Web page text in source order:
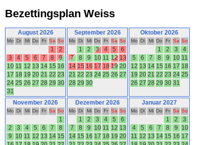
Bezettingsplan Weiss
August 2026
Mo Di Mi Do Fr Sa So
1
2
3
4 5 6 7 8
9
10 11 12 13 14 15 16
17 18 19 20 21 22 23
24 25 26 27 28 29 30
31
September 2026
Mo Di Mi Do Fr Sa So
1 2 3 4 5
6
7
8 9 10 11 12 13
14 15 16 17 18 19 20
21 22 23 24 25 26 27
28 29 30
Oktober 2026
Mo Di Mi Do Fr Sa So
1 2 3
4
5
6 7 8 9 10 11
12 13 14 15 16 17 18
19 20 21 22 23 24 25
26 27 28 29 30 31
November 2026
Mo Di Mi Do Fr Sa So
1
2
3 4 5 6 7
8
9
10 11 12 13 14 15
Dezember 2026
Mo Di Mi Do Fr Sa So
1 2 3 4 5
6
7
8 9 10 11 12 13
14 15 16 17 18 19 20
Januar 2027
Mo Di Mi Do Fr Sa So
1 2
3
4
5 6 7 8 9
10
11 12 13 14 15 16 17